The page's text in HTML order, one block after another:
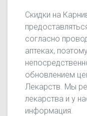
Скидки на
согласно
аптеках,
обновлением
Лекарств. Мы
лекарства и у
информация.